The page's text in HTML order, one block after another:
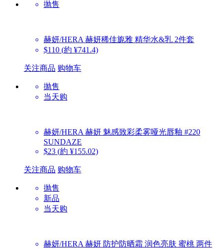
抛售
赫妍/HERA 赫妍稀佳旎雅 精华水&乳 2件套
$110 (約 ¥741.4)
关注商品 购物车
抛售
当天购
赫妍/HERA 赫妍 魅感致彩柔雾哑光唇釉 #220
SUNDAZE
$23 (約 ¥155.02)
关注商品 购物车
抛售
新品
当天购
赫妍/HERA 赫妍 防护防晒霜 润色亮肤 蜜桃 两件